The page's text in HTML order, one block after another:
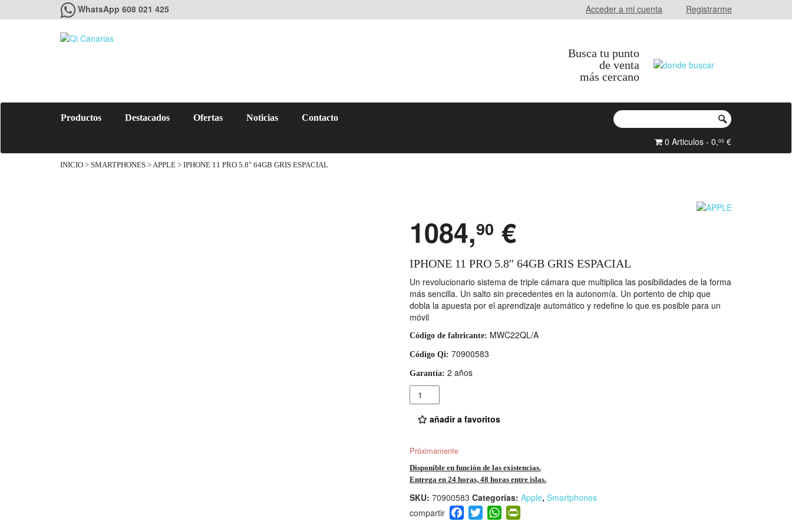
WhatsApp 608 021 425 Acceder a mi cuenta Registrarme
Busca tu punto
de venta
más cercano
Productos Destacados Ofertas Noticias Contacto
0 Articulos - 0,00 €
INICIO > SMARTPHONES >APPLE > IPHONE 11 PRO 5.8″ 64GB GRIS ESPACIAL
1084,90 €
IPHONE 11 PRO 5.8″ 64GB GRIS ESPACIAL
Un revolucionario sistema de triple cámara que multiplica las posibilidades de la forma
más sencilla. Un salto sin precedentes en la autonomía. Un portento de chip que
dobla la apuesta por el aprendizaje automático y redefine lo que es posible para un
móvil
Código de fabricante: MWC22QL/A
Código Qi: 70900583
Garantía: 2 años
Cantidad
añadir a favoritos
Próximamente
Disponible en función de las existencias.
Entrega en 24 horas, 48 horas entre islas.
SKU: 70900583 Categorías: Apple, Smartphones
F T W Pr